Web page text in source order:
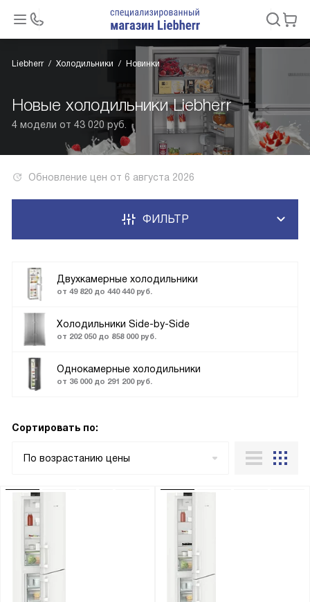
Liebherr Холодильники Новинки
Новые холодильники Liebherr
4 модели от 43 020 руб.
Обновление цен от 6 августа 2026
Двухкамерные холодильники
от 49 820 до 440 440 руб.
Холодильники Side-by-Side
от 202 050 до 858 000 руб.
Однокамерные холодильники
от 36 000 до 291 200 руб.
ФИЛЬТР
Сортировать по:
По возрастанию цены